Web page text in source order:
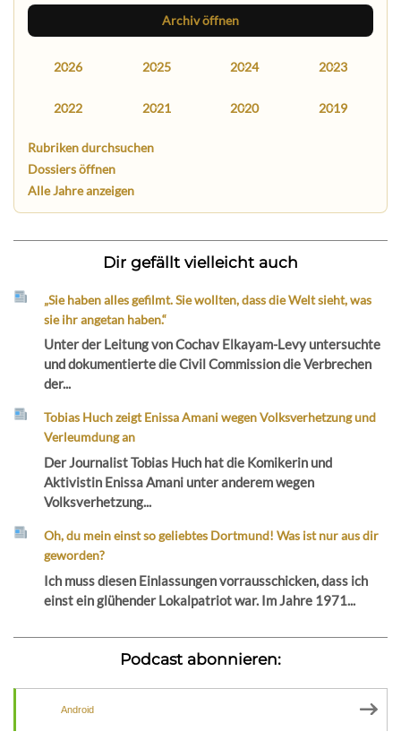
Archiv öffnen
2026 2025 2024 2023
2022 2021 2020 2019
Rubriken durchsuchen
Dossiers öffnen
Alle Jahre anzeigen
Dir gefällt vielleicht auch
„Sie haben alles gefilmt. Sie wollten, dass die Welt sieht, was
sie ihr angetan haben.“
Unter der Leitung von Cochav Elkayam-Levy untersuchte
und dokumentierte die Civil Commission die Verbrechen
der...
Tobias Huch zeigt Enissa Amani wegen Volksverhetzung und
Verleumdung an
Der Journalist Tobias Huch hat die Komikerin und
Aktivistin Enissa Amani unter anderem wegen
Volksverhetzung...
Oh, du mein einst so geliebtes Dortmund! Was ist nur aus dir
geworden?
Ich muss diesen Einlassungen vorrausschicken, dass ich
einst ein glühender Lokalpatriot war. Im Jahre 1971...
Podcast abonnieren:
Android